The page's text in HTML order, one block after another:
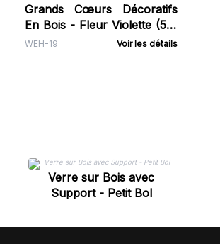
Grands Cœurs Décoratifs
En Bois - Fleur Violette (50)
- Dans Un Bocal
WEH-19 Voir les détails
Verre sur Bois avec
Support - Petit Bol